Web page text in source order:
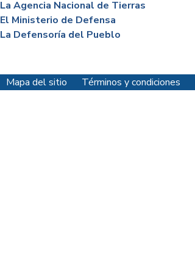
La Agencia Nacional de Tierras
El Ministerio de Defensa
La Defensoría del Pueblo
Mapa del sitio Términos y condiciones